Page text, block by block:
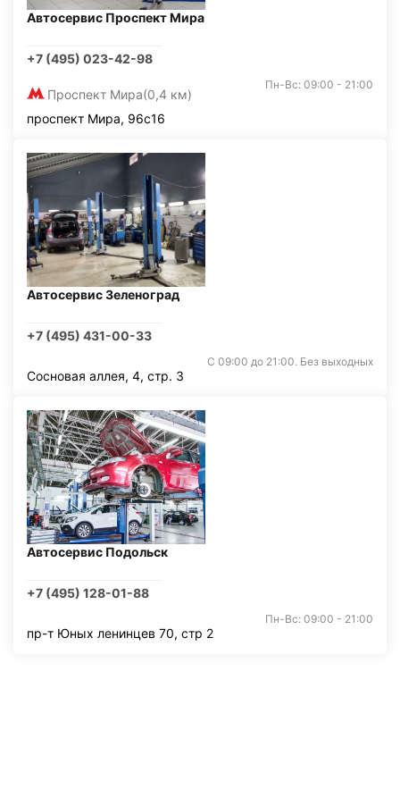
Автосервис Проспект Мира
+7 (495) 023-42-98
Проспект Мира(0,4 км)
Пн-Вс: 09:00 - 21:00
проспект Мира, 96с16
Автосервис Зеленоград
+7 (495) 431-00-33
С 09:00 до 21:00. Без выходных
Сосновая аллея, 4, стр. 3
Автосервис Подольск
+7 (495) 128-01-88
Пн-Вс: 09:00 - 21:00
пр-т Юных ленинцев 70, стр 2